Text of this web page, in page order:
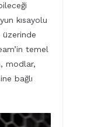
kısayolu
üzerinde
temel
modlar,
bağlı